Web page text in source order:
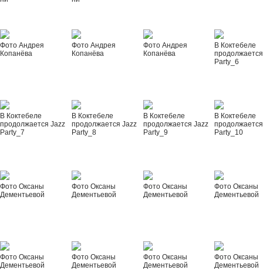
Фото Андрея
Копанёва
Фото Андрея
Копанёва
Фото Андрея
Копанёва
В Коктебеле
Party_6
В Коктебеле
продолжается Jazz
Party_7
В Коктебеле
продолжается Jazz
Party_8
В Коктебеле
продолжается Jazz
Party_9
В Коктебеле
Party_10
Фото Оксаны
Дементьевой
Фото Оксаны
Дементьевой
Фото Оксаны
Дементьевой
Фото Оксаны
Дементьевой
Фото Оксаны
Дементьевой
Фото Оксаны
Дементьевой
Фото Оксаны
Дементьевой
Фото Оксаны
Дементьевой